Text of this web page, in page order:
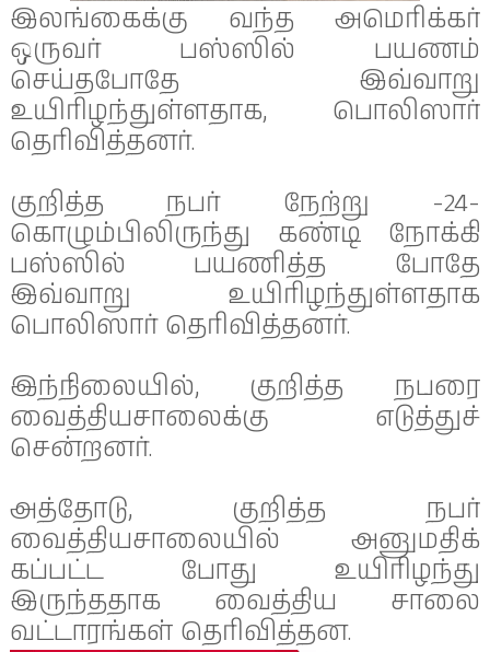
இலங்கைக்கு வந்த அமெரிக்கர்
ஒருவர் பஸ்ஸில் பயணம்
செய்தபோதே இவ்வாறு
உயிரிழந்துள்ளதாக, பொலிஸார்
தெரிவித்தனர்.
குறித்த நபர் நேற்று -24-
கொழும்பிலிருந்து கண்டி நோக்கி
பஸ்ஸில் பயணித்த போதே
இவ்வாறு உயிரிழந்துள்ளதாக
பொலிஸார் தெரிவித்தனர்.
இந்நிலையில், குறித்த நபரை
வைத்தியசாலைக்கு எடுத்துச்
சென்றனர்.
அத்தோடு, குறித்த நபர்
வைத்தியசாலையில் அனுமதிக்
கப்பட்ட போது உயிரிழந்து
இருந்ததாக வைத்திய சாலை
வட்டாரங்கள் தெரிவித்தன.